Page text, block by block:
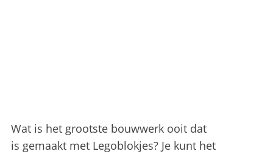
Wat is het grootste bouwwerk ooit dat
is gemaakt met Legoblokjes? Je kunt het